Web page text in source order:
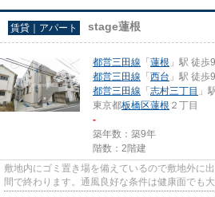
賃貸｜アパート stage蓮根
都営三田線 「 蓮根 」駅 徒歩
都営三田線 「 西台 」駅 徒歩
都営三田線 「 志村三丁目 」
東京都板橋区蓮根 ２丁目
-
築年数：築9年
階数：2階建
敷地内にゴミ置き場を備えているので敷地外に
間で終わります。通風良好な条件は健康面でも